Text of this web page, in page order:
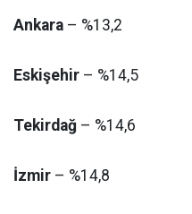
Ankara – %13,2
Eskişehir – %14,5
Tekirdağ – %14,6
İzmir – %14,8